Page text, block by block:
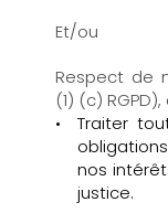
Et/ou
Respect de
(1) (c)
Traiter
nos
justice.